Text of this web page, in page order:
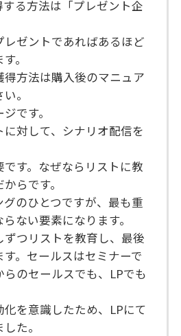
る方法は「プレゼント企
ゼントであればあるほど
。
方法は購入後のマニュア
。
です。
対して、シナリオ配信を
す。なぜならリストに教
らです。
のひとつですが、最も重
ない要素になります。
ずつリストを教育し、最後
。セールスはセミナーで
のセールスでも、LPでも
を意識したため、LPにて
た。